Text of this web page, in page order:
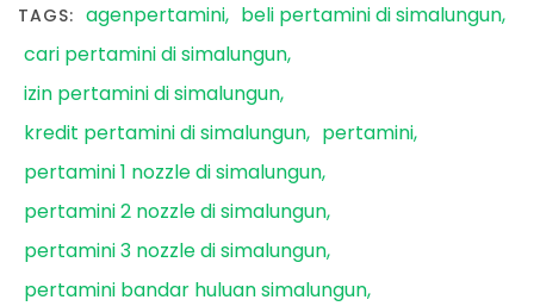
TAGS: agenpertamini
beli pertamini di simalungun
cari pertamini di simalungun
izin pertamini di simalungun
kredit pertamini di simalungun
pertamini
pertamini 1 nozzle di simalungun
pertamini 2 nozzle di simalungun
pertamini 3 nozzle di simalungun
pertamini bandar huluan simalungun